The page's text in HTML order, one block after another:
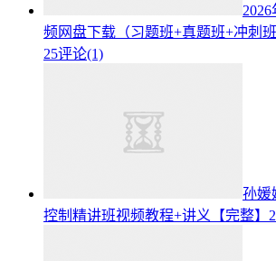
频网盘下载（习题班+真题班+冲刺班
25评论(1)
孙媛
控制精讲班视频教程+讲义【完整】